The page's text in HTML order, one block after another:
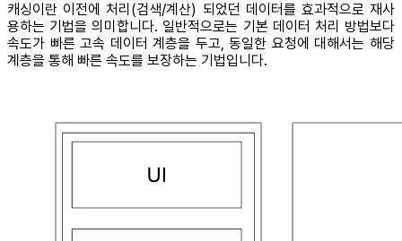
캐싱이란 이전에 처리(검색/계산) 되었던 데이터를 효과적으로 재사
용하는 기법을 의미합니다. 일반적으로는 기본 데이터 처리 방법보다
속도가 빠른 고속 데이터 계층을 두고, 동일한 요청에 대해서는 해당
계층을 통해 빠른 속도를 보장하는 기법입니다.